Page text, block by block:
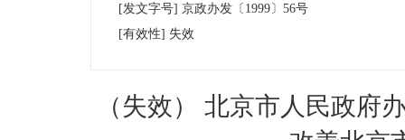
政务公开
[发文字号] 京政办发 〔1999〕 56号
[有效性] 失效
（失效） 北京市人民政府